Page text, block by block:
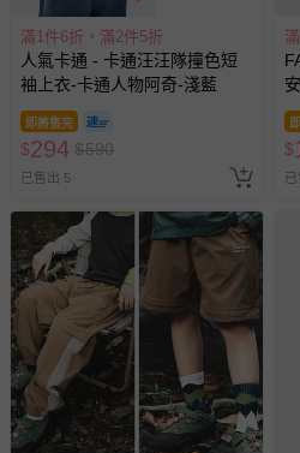
易於腐敗、保存期限較短或
商品、食品等）。
客製化商品（例如客製生日
報紙、期刊或雜誌（惟書
新費用）。
經消費者拆封之影音商品
非以有形媒介提供之數位內
上服務，經消費者事先同
戲或活動點數等）。
已拆封之以下類型商品：
-個人衛生用品（例如尿布
墊、寢具類等）。
-新生兒親膚衣物（嬰幼兒
褲、紗布衣等）。
滿1件6折，滿2件5折
人氣卡通 - 卡通汪汪隊撞色短
袖上衣-卡通人物阿奇-淺藍
即將售完
$294 $590
已售出 5
$